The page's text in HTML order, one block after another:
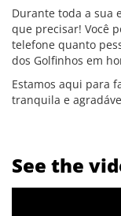
Durante toda a sua
que precisar! Você
telefone quanto
dos Golfinhos em
Estamos aqui para
tranquila e
See the